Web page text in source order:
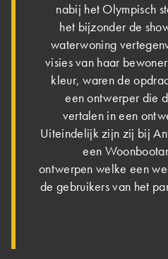
nabij het Olympisch
het bijzonder de
waterwoning
visies van haar
kleur, waren de
een ontwerper die
vertalen in een
Uiteindelijk zijn zij bij
een
ontwerpen welke een
de gebruikers van het